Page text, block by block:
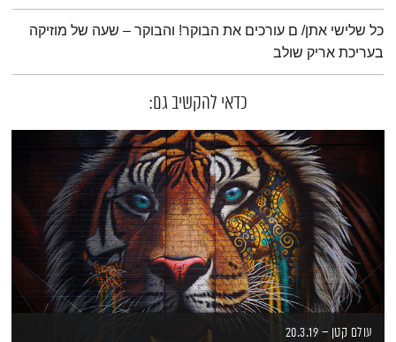
תמצית הפודקאסט
כל שלישי אתן/ ם עורכים את הבוקר! והבוקר – שעה של מוזיקה
בעריכת אריק שולב
כדאי להקשיב גם:
עולם קטן – 20.3.19